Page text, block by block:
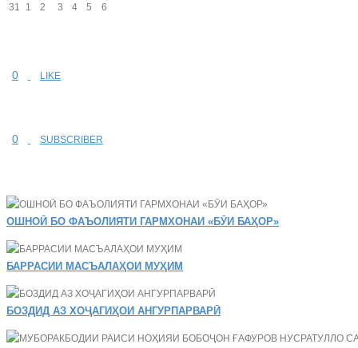
31
1 2 3 4 5 6
0 LIKE
0 SUBSCRIBER
ОШНОӢ БО ФАЪОЛИЯТИ ГАРМХОНАИ «БӮИ БАҲОР»
БАРРАСИИ МАСЪАЛАҲОИ МУҲИМ
БОЗДИД АЗ ХОҶАГИҲОИ АНГУРПАРВАРӢ